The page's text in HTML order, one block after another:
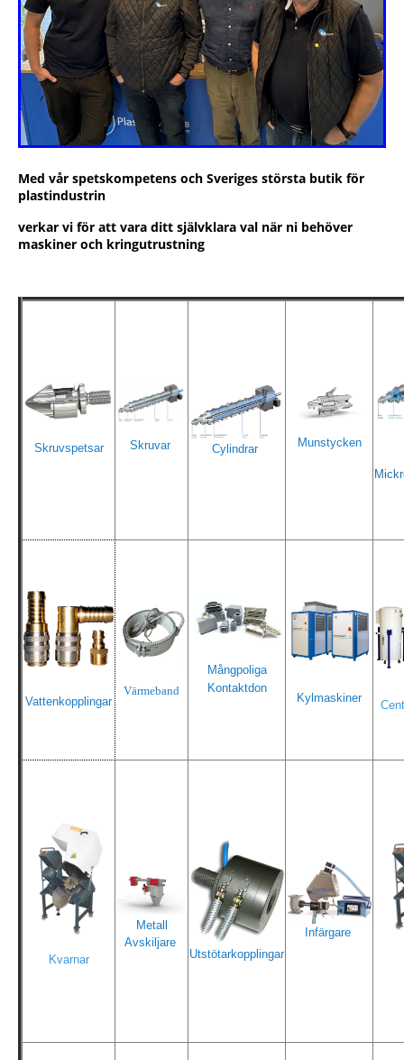
Med vår spetskompetens och Sveriges största butik för
plastindustrin
verkar vi för att vara ditt självklara val när ni behöver
maskiner och kringutrustning
Skruvspetsar Skruvar Cylindrar Munstycken
Vattenkopplingar
Värmeband
Mångpoliga
Kontaktdon
Kylmaskiner
Kvarnar
Metall
Avskiljare
Utstötarkopplingar
Infärgare